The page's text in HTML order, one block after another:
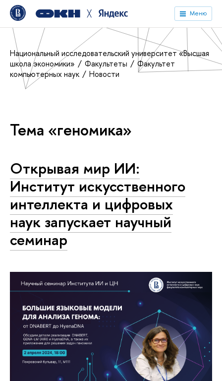
╳ Меню
Национальный исследовательский университет «Высшая
школа экономики»
Факультеты
Факультет
компьютерных наук
Новости
Тема «геномика»
Открывая мир ИИ:
Институт искусственного
интеллекта и цифровых
наук запускает научный
семинар